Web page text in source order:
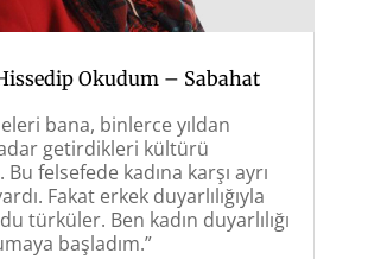
Okudum – Sabahat
bana, binlerce yıldan
getirdikleri kültürü
felsefede kadına karşı ayrı
Fakat erkek duyarlılığıyla
türküler. Ben kadın duyarlılığı
başladım.”